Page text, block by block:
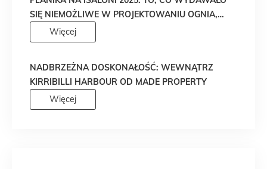
SIĘ NIEMOŻLIWE W PROJEKTOWANIU OGNIA,
WŁAŚNIE STAŁO SIĘ RZECZYWISTOŚCIĄ!
Więcej
NADBRZEŻNA DOSKONAŁOŚĆ: WEWNĄTRZ
KIRRIBILLI HARBOUR OD MADE PROPERTY
Więcej